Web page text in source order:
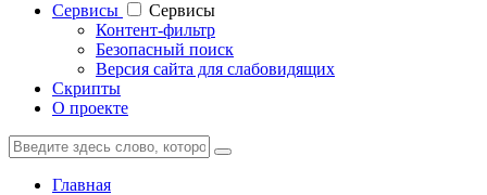
Cервисы
Cервисы
Контент-фильтр
Безопасный поиск
Версия сайта для слабовидящих
Скрипты
О проекте
Главная